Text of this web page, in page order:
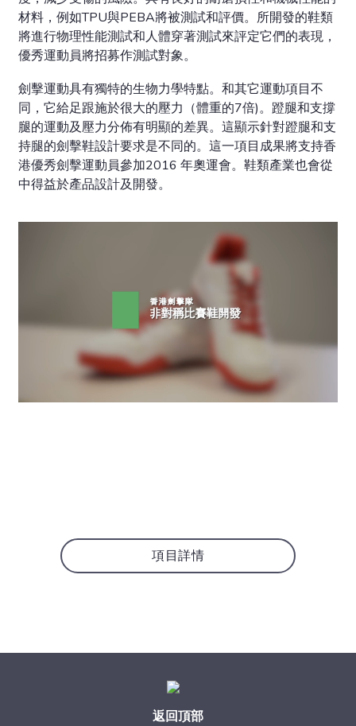
材料，例如TPU與PEBA將被測試和評價。所開發的鞋類
將進行物理性能測試和人體穿著測試來評定它們的表現，
優秀運動員將招募作測試對象。
劍擊運動具有獨特的生物力學特點。和其它運動項目不
同，它給足跟施於很大的壓力（體重的7倍)。蹬腿和支撐
腿的運動及壓力分佈有明顯的差異。這顯示針對蹬腿和支
持腿的劍擊鞋設計要求是不同的。這一項目成果將支持香
港優秀劍擊運動員參加2016 年奧運會。鞋類產業也會從
中得益於產品設計及開發。
項目詳情
返回頂部